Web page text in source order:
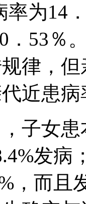
为14
．53％
律，
近患
子女
发病
，而且